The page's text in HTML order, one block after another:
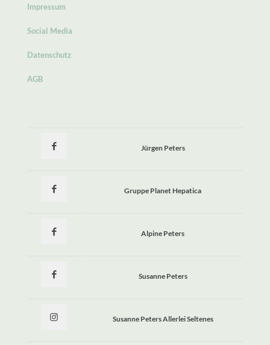
Impressum
Social Media
Datenschutz
AGB
Jürgen Peters
Gruppe Planet Hepatica
Alpine Peters
Susanne Peters
Susanne Peters Allerlei Seltenes